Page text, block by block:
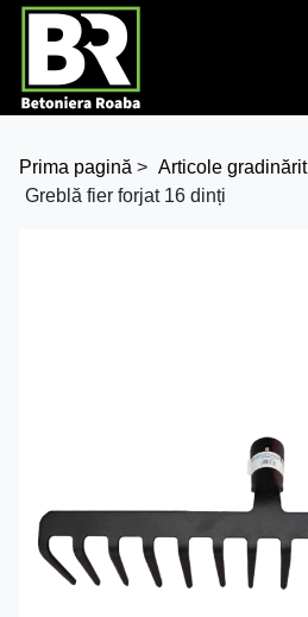
Prima pagină > Articole gradinărit
Greblă fier forjat 16 dinți